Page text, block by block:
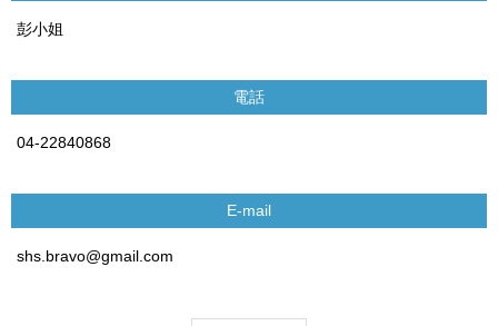
彭小姐
電話
04-22840868
E-mail
shs.bravo@gmail.com